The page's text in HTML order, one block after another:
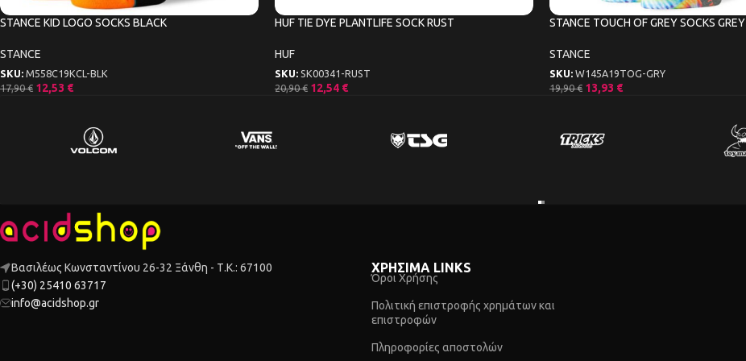
STANCE KID LOGO SOCKS BLACK
STANCE
SKU: M558C19KCL-BLK
17,90€ 12,53 €
HUF TIE DYE PLANTLIFE SOCK RUST
HUF
SKU: SK00341-RUST
20,90€ 12,54 €
STANCE TOUCH OF GREY SOCKS GREY
STANCE
SKU: W145A19TOG-GRY
19,90€ 13,93 €
Βασιλέως Κωνσταντίνου 26-32 Ξάνθη - Τ.Κ.: 67100
(+30) 25410 63717
info@acidshop.gr
ΧΡΗΣΙΜΑ LINKS
Όροι Χρήσης
Πολιτική επιστροφής χρημάτων και
επιστροφών
Πληροφορίες αποστολών